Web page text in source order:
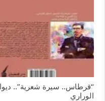
“قرطاس.. سيرة شعرية”..
الوراري